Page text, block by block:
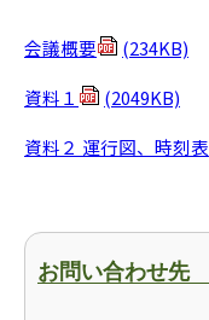
会議概要
(234KB)
資料１
(2049KB)
資料２ 運行図、時刻表
お問い合わせ先